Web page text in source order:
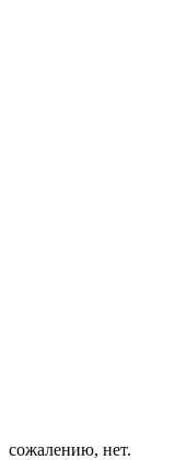
сожалению, нет.